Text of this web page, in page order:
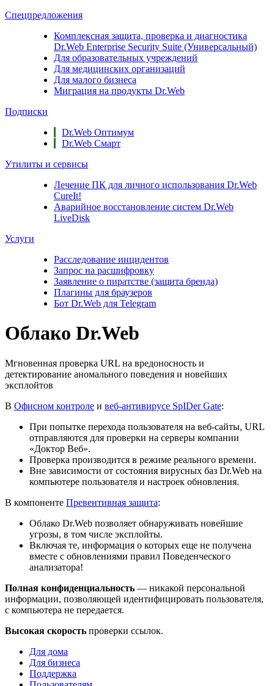
Спецпредложения
Комплексная защита, проверка и диагностика
Dr.Web Enterprise Security Suite (Универсальный)
Для образовательных учреждений
Для медицинских организаций
Для малого бизнеса
Миграция на продукты Dr.Web
Подписки
Dr.Web Оптимум
Dr.Web Смарт
Утилиты и сервисы
Лечение ПК для личного использования Dr.Web
CureIt!
Аварийное восстановление систем Dr.Web
LiveDisk
Услуги
Расследование инцидентов
Запрос на расшифровку
Заявление о пиратстве (защита бренда)
Плагины для браузеров
Бот Dr.Web для Telegram
Облако Dr.Web
Мгновенная проверка URL на вредоносность и
детектирование аномального поведения и новейших
эксплойтов
В Офисном контроле и веб-антивирусе SpIDer Gate:
При попытке перехода пользователя на веб-сайты, URL
отправляются для проверки на серверы компании
«Доктор Веб».
Проверка производится в режиме реального времени.
Вне зависимости от состояния вирусных баз Dr.Web на
компьютере пользователя и настроек обновления.
В компоненте Превентивная защита:
Облако Dr.Web позволяет обнаруживать новейшие
угрозы, в том числе эксплойты.
Включая те, информация о которых еще не получена
вместе с обновлениями правил Поведенческого
анализатора!
Полная конфиденциальность — никакой персональной
информации, позволяющей идентифицировать пользователя,
с компьютера не передается.
Высокая скорость проверки ссылок.
Для дома
Для бизнеса
Поддержка